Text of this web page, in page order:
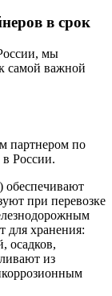
в срок
мы
самой важной
партнером по
в России.
обеспечивают
при перевозке
для хранения:
осадков,
из